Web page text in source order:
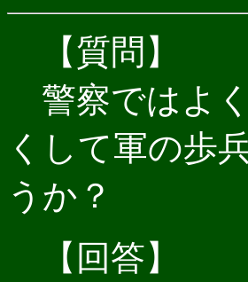
【質問】
警察ではよ
くして軍の歩
うか？
【回答】